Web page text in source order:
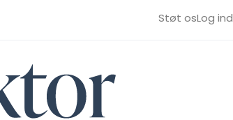
Støt osLog ind